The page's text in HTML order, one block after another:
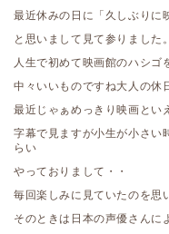
最近休みの日に「久しぶりに
と思いまして見て参りました
人生で初めて映画館のハシゴ
中々いいものですね大人の休
最近じゃぁめっきり映画とい
字幕で見ますが小生が小さい
らい
やっておりまして・・
毎回楽しみに見ていたのを思
そのときは日本の声優さんに